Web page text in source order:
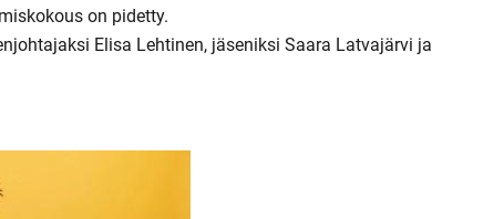
on pidetty.
Elisa Lehtinen, jäseniksi Saara Latvajärvi ja